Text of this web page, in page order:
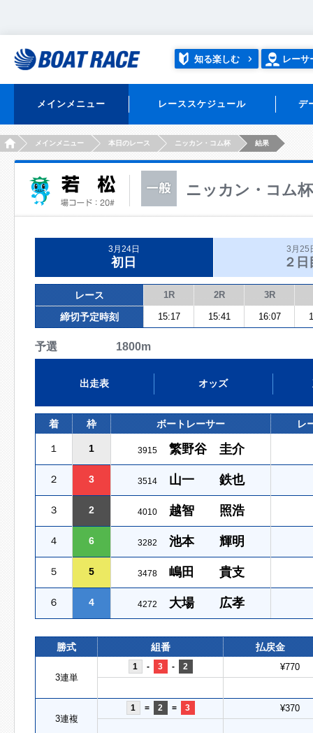
知る楽しむ レーサ
メインメニュー レーススケジュール デ
HOMEメインメニュー 本日のレース ニッカン・コム杯 結果
ニッカン・コム杯
3月24日
初日
3月25
２日
レース 1R 2R 3R
締切予定時刻 15:17 15:41 16:07
予選 1800m
出走表 オッズ
着 枠 ボートレーサー レ
１ 1 3915 繁野谷 圭介
２ 3 3514 山一 鉄也
３ 2 4010 越智 照浩
４ 6 3282 池本 輝明
５ 5 3478 嶋田 貴支
６ 4 4272 大場 広孝
勝式 組番 払戻金
3連単
1 - 3 - 2 ¥770
3連複
1 = 2 = 3 ¥370